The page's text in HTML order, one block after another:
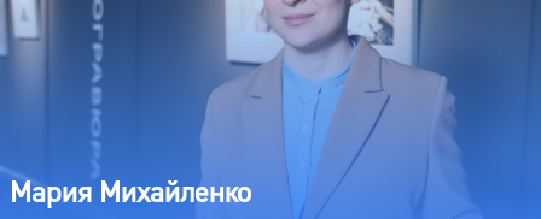
Мария Михайленко